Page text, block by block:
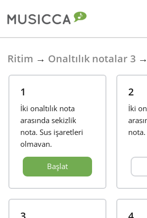
Deutsch
English
Ritim → Onaltılık notalar 3 →
1
İki onaltılık nota
arasında sekizlik
nota. Sus işaretleri
olmayan.
Başlat
2
İki
nota.